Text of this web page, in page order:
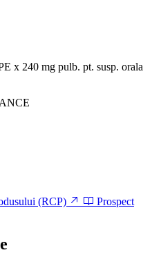
x 240 mg pulb. pt. susp. orala
(RCP)
Prospect